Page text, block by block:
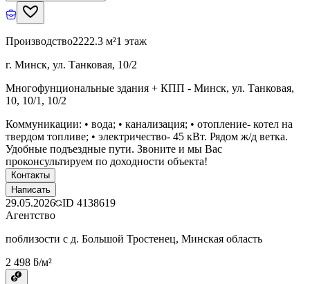
Производство2222.3 м²1 этаж
г. Минск, ул. Танковая, 10/2
Многофунциональные здания + КПП - Минск, ул. Танковая,
10, 10/1, 10/2
Коммуникации: • вода; • канализация; • отопление- котел на
твердом топливе; • электричество- 45 кВт. Рядом ж/д ветка.
Удобные подъездные пути. Звоните и мы Вас
проконсультируем по доходности объекта!
Контакты
Написать
29.05.2026 ID 4138619
Агентство
поблизости с д. Большой Тростенец, Минская область
2 498 ƃ/м²